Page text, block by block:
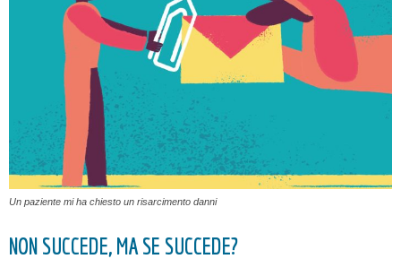
Un paziente mi ha chiesto un risarcimento danni
NON SUCCEDE, MA SE SUCCEDE?